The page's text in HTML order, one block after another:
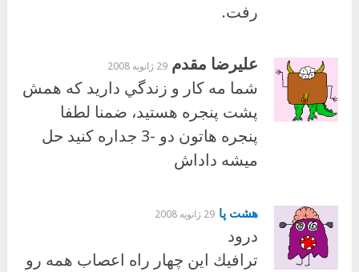
رفت.
عليرضا مقدم 29 ژانویه 2008
شما مه كار و زندگي داريد كه همش
پشت پنجره هستيد، ضمنا لطفا
پنجره هاتون دو -3 جداره كنيد حل
ميشه داداش
هشت پا 29 ژانویه 2008
درود
ترافيك اين چهار راه اعصاب همه رو